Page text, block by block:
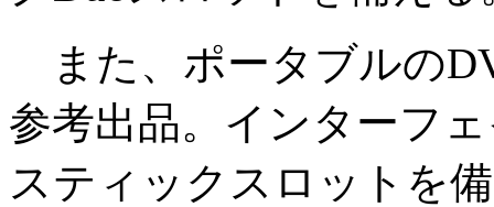
また、ポータブルの
参考出品。インターフ
スティックスロットを